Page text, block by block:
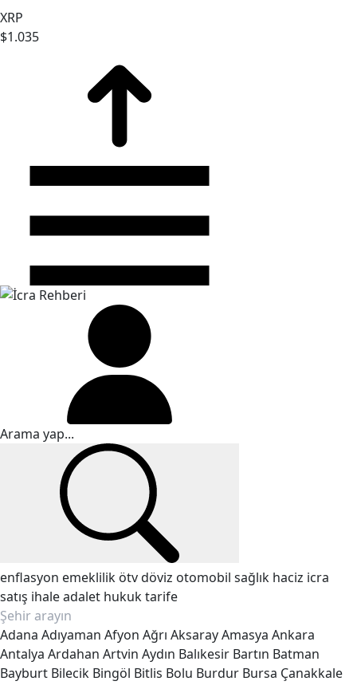
XRP
$1.035
enflasyon emeklilik ötvdöviz otomobil sağlık haciz icra
satış ihaleadalet hukuktarife
Adana Adıyaman Afyon Ağrı AksarayAmasya Ankara
Antalya Ardahan Artvin Aydın Balıkesir Bartın Batman
Bayburt Bilecik Bingöl Bitlis Bolu Burdur Bursa Çanakkale